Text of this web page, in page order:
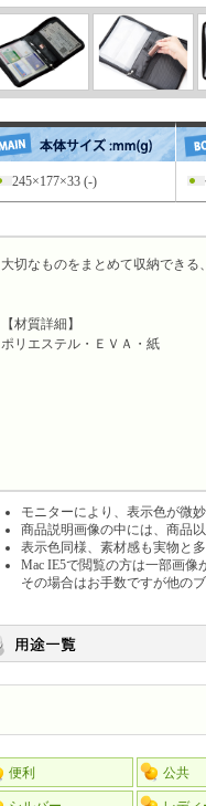
245×177×33 (-)
大切なものをまとめて収納でき
【材質詳細】
ポリエステル・ＥＶＡ・紙
モニターにより、表示色が微
商品説明画像の中には、商品
表示色同様、素材感も実物と
Mac IE5で閲覧の方は一部画
その場合はお手数ですが他の
便利 公共